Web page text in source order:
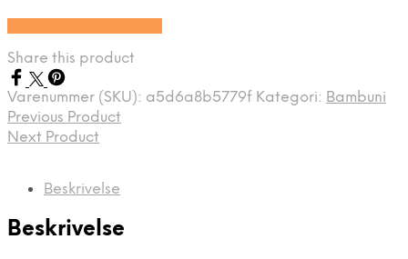
Share this product
Varenummer (SKU): a5d6a8b5779f Kategori: Bambuni
Previous Product
Next Product
Beskrivelse
Beskrivelse